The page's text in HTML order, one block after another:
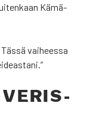
Kämä­
vai­hees­sa
VERIS­